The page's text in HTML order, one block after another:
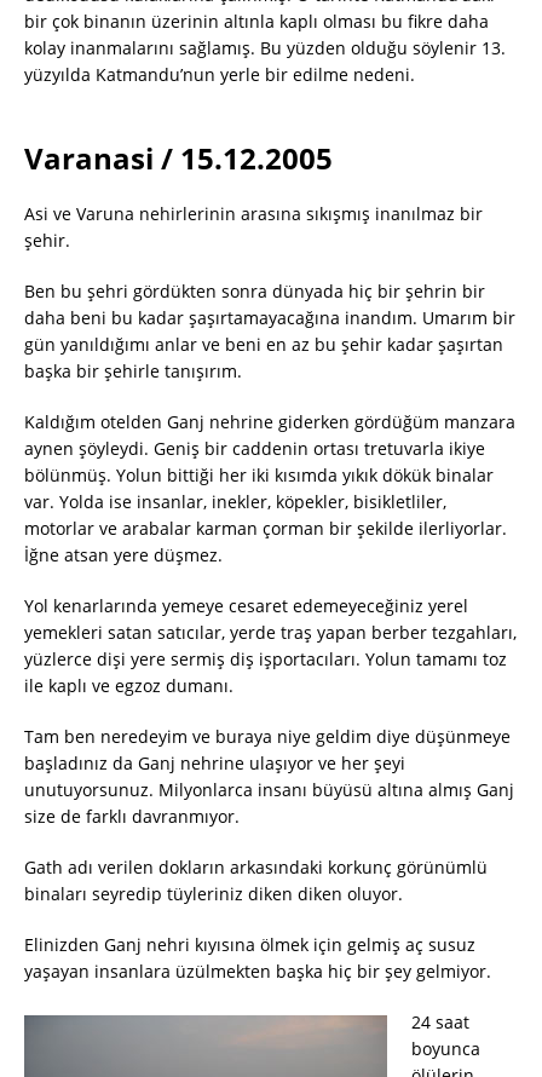
bir çok binanın üzerinin altınla kaplı olması bu fikre daha
kolay inanmalarını sağlamış. Bu yüzden olduğu söylenir 13.
yüzyılda Katmandu’nun yerle bir edilme nedeni.
Varanasi / 15.12.2005
Asi ve Varuna nehirlerinin arasına sıkışmış inanılmaz bir
şehir.
Ben bu şehri gördükten sonra dünyada hiç bir şehrin bir
daha beni bu kadar şaşırtamayacağına inandım. Umarım bir
gün yanıldığımı anlar ve beni en az bu şehir kadar şaşırtan
başka bir şehirle tanışırım.
Kaldığım otelden Ganj nehrine giderken gördüğüm manzara
aynen şöyleydi. Geniş bir caddenin ortası tretuvarla ikiye
bölünmüş. Yolun bittiği her iki kısımda yıkık dökük binalar
var. Yolda ise insanlar, inekler, köpekler, bisikletliler,
motorlar ve arabalar karman çorman bir şekilde ilerliyorlar.
İğne atsan yere düşmez.
Yol kenarlarında yemeye cesaret edemeyeceğiniz yerel
yemekleri satan satıcılar, yerde traş yapan berber tezgahları,
yüzlerce dişi yere sermiş diş işportacıları. Yolun tamamı toz
ile kaplı ve egzoz dumanı.
Tam ben neredeyim ve buraya niye geldim diye düşünmeye
başladınız da Ganj nehrine ulaşıyor ve her şeyi
unutuyorsunuz. Milyonlarca insanı büyüsü altına almış Ganj
size de farklı davranmıyor.
Gath adı verilen dokların arkasındaki korkunç görünümlü
binaları seyredip tüyleriniz diken diken oluyor.
Elinizden Ganj nehri kıyısına ölmek için gelmiş aç susuz
yaşayan insanlara üzülmekten başka hiç bir şey gelmiyor.
24 saat
boyunca